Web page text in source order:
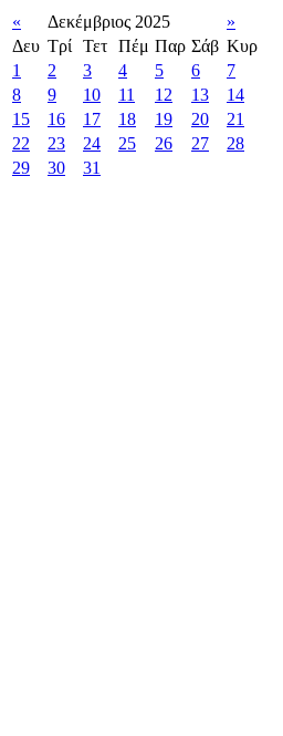
« Δεκέμβριος 2025
»
Δευ Τρί Τετ Πέμ Παρ Σάβ Κυρ
1
2 3 4 5 6
7
8
9 10 11 12 13
14
15
16 17 18 19 20
21
22
23 24 25 26 27
28
29
30 31